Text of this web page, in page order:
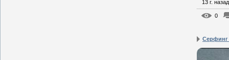
13 г. назад
0